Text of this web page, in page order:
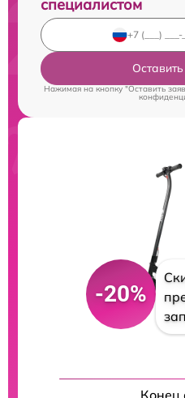
специалистом
Нажимая на кнопку "Оставить
-20%
Конец